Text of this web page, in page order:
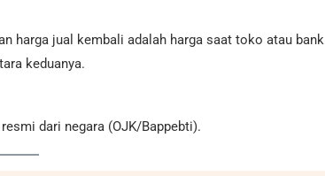
harga jual kembali adalah harga saat toko atau bank
keduanya.
dari negara (OJK/Bappebti).